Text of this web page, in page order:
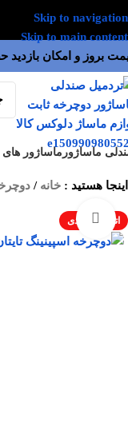
Skip to navigation
Skip to main content
بروز و امکان
ماساژور ماساژور های
اینجا هستید : خانه /
اتمام موجودیبزرگنمایی تصویر